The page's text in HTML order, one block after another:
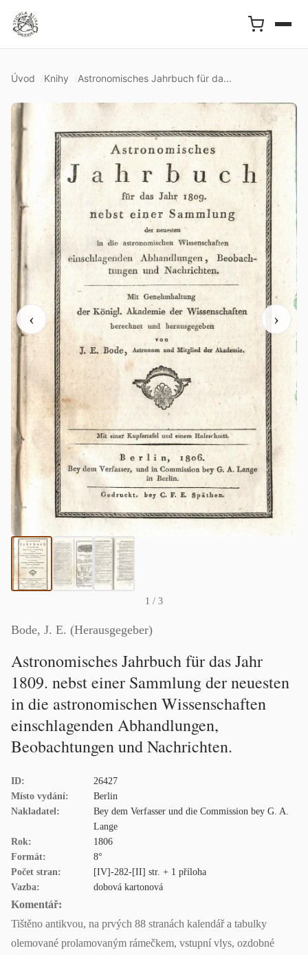
Úvod Knihy Astronomisches Jahrbuch für da...
‹ ›
1 / 3
Bode, J. E. (Herausgegeber)
Astronomisches Jahrbuch für das Jahr
1809. nebst einer Sammlung der neuesten
in die astronomischen Wissenschaften
einschlagenden Abhandlungen,
Beobachtungen und Nachrichten.
ID:
26427
Místo vydání:
Berlin
Nakladatel:
Bey dem Verfasser und die Commission bey G. A.
Lange
Rok:
1806
Formát:
8°
Počet stran:
[IV]-282-[II] str. + 1 příloha
Vazba:
dobová kartonová
Komentář:
Tištěno antikvou, na prvých 88 stranách kalendář a tabulky
olemované prolamovaným rámečkem, vstupní vlys, ozdobné